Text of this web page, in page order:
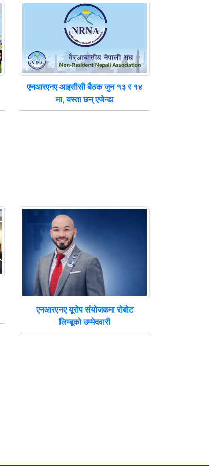
एनआरएनए आइसीसी बैठक जुन १३ र १४
मा, यस्ता छन् एजेन्डा
एनआरएनए यूरोप संयोजकमा रोबोट
लिम्बूको उम्मेदवारी